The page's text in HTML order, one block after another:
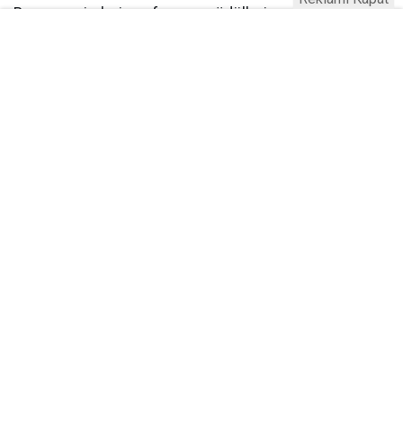
Bayram primleri, performans ödülleri, yemek desteği